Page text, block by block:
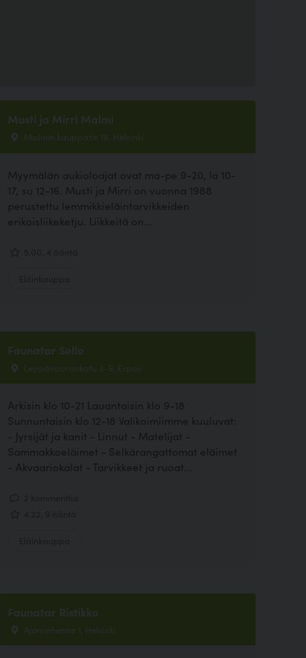
Musti ja Mirri Malmi
Malmin kauppatie 18, Helsinki
Myymälän aukioloajat ovat ma-pe 9-20, la 10-
17, su 12-16. Musti ja Mirri on vuonna 1988
perustettu lemmikkieläintarvikkeiden
erikoisliikeketju. Liikkeitä on...
Faunatar Sello
Leppävaarankatu 3-9, Espoo
Arkisin klo 10-21 Lauantaisin klo 9-18
Sunnuntaisin klo 12-18 Valikoimiimme kuuluvat:
- Jyrsijät ja kanit - Linnut - Matelijat -
Sammakkoeläimet - Selkärangattomat eläimet
- Akvaariokalat - Tarvikkeet ja ruoat...
Faunatar Ristikko
Ajomiehentie 1, Helsinki